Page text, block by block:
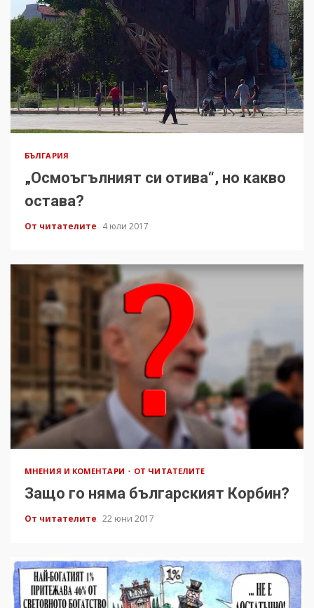
БЪЛГАРИЯ
„Осмоъгълният си отива“, но какво
остава?
От читателите 4 юли 2017
МНЕНИЯ И КОМЕНТАРИ ОТ ЧИТАТЕЛИТЕ
Защо го няма българският Корбин?
От читателите 22 юни 2017